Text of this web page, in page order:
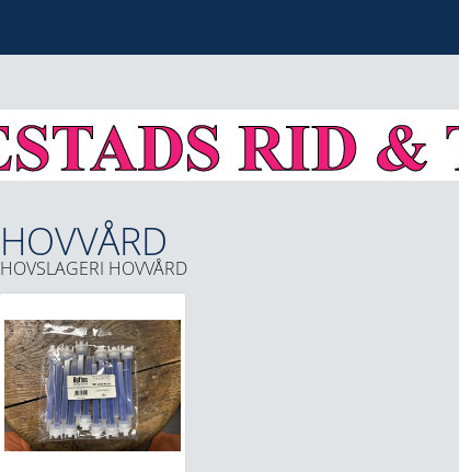
HOVVÅRD
HOVSLAGERI HOVVÅRD